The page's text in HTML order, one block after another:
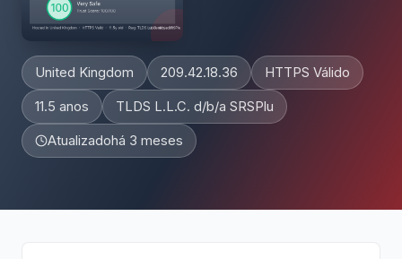
United Kingdom 209.42.18.36 HTTPS Válido
11.5 anos TLDS L.L.C. d/b/a SRSPlu
Atualizadohá 3 meses